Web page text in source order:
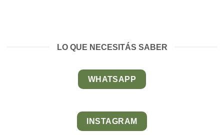
LO QUE NECESITÁS SABER
WHATSAPP
INSTAGRAM